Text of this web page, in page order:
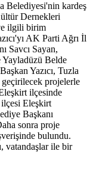
Belediyesi'nin kardeş
Dernekleri
ilgili birim
AK Parti Ağrı İl
Savcı Sayan,
Yayladüzü Belde
Yazıcı, Tuzla
projelerle
ilçesinde
Eleşkirt
Başkanı
sonra proje
bulundu.
vatandaşlar ile bir